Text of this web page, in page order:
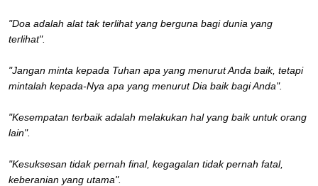
"Doa adalah alat tak terlihat yang berguna bagi dunia yang
terlihat".
"Jangan minta kepada Tuhan apa yang menurut Anda baik, tetapi
mintalah kepada-Nya apa yang menurut Dia baik bagi Anda".
"Kesempatan terbaik adalah melakukan hal yang baik untuk orang
lain".
"Kesuksesan tidak pernah final, kegagalan tidak pernah fatal,
keberanian yang utama".